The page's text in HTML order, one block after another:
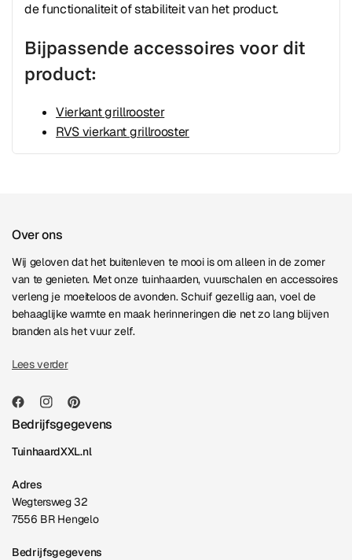
de functionaliteit of stabiliteit van het product.
Bijpassende accessoires voor dit
product:
Vierkant grillrooster
RVS vierkant grillrooster
Over ons
Wij geloven dat het buitenleven te mooi is om alleen in de zomer
van te genieten. Met onze tuinhaarden, vuurschalen en accessoires
verleng je moeiteloos de avonden. Schuif gezellig aan, voel de
behaaglijke warmte en maak herinneringen die net zo lang blijven
branden als het vuur zelf.
Lees verder
Bedrijfsgegevens
TuinhaardXXL.nl
Adres
Wegtersweg 32
7556 BR Hengelo
Bedrijfsgegevens